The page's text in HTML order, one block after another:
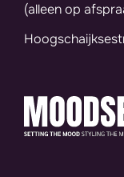
(alleen op